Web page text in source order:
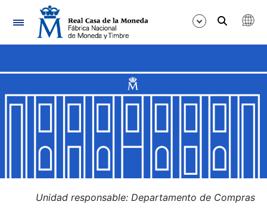
Navegación
Mostrar/Ocultar
Mostrar/Ocultar
Mostrar/Ocultar
Unidad responsable: Departamento de Compras